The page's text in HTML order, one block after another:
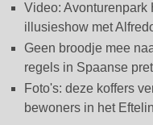
Video: Avonturenpark
illusieshow met
Geen broodje mee
regels in Spaanse
Foto's: deze koffers
bewoners in het